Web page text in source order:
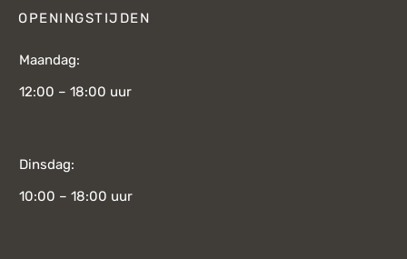
OPENINGSTIJDEN
Maandag:
12:00 – 18:00 uur
Dinsdag:
10:00 – 18:00 uur